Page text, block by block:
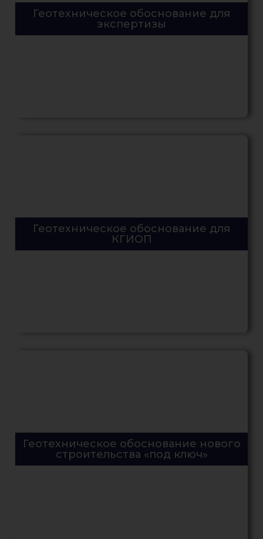
Геотехническое обоснование для
экспертизы
Геотехническое обоснование для
КГИОП
Геотехническое обоснование нового
строительства «под ключ»